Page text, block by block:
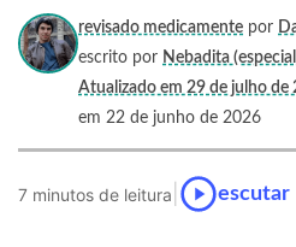
revisado medicamente por
escrito por Nebadita
Atualizado em 29 de julho de
em 22 de junho de 2026
7 minutos de leitura escutar